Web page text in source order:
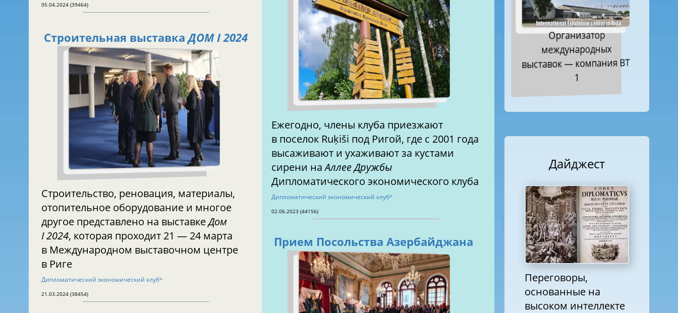
05.04.2024 (39464)
Строительная выставкаДОМ I 2024
Строительство, реновация, материалы,
отопительное оборудование и многое
другое представлено на выставкеДом
I 2024, которая проходит 21 — 24 марта
в Международном выставочном центре
в Риге
Дипломатический экономический клуб®
21.03.2024 (38454)
Ежегодно, члены клуба приезжают
в поселок Ruķiši под Ригой, где с 2001 года
высаживают и ухаживают за кустами
сирени наАллее Дружбы
Дипломатического экономического клуба
Дипломатический экономический клуб®
02.06.2023 (44156)
Прием Посольства Азербайджана
Организатор
международных
выставок — компания ВТ
1
Дайджест
Переговоры,
основанные на
высоком интеллекте